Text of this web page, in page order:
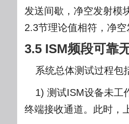
发送间歇，净空发射模
2.3节理论值相符，净
3.5 ISM频段可靠
系统总体测试过程包
1) 测试ISM设备未
终端接收通道。此时，